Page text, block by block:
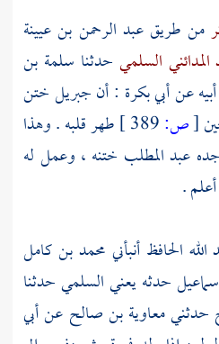
من طريقعبد الرحمن بن عيينة
السلمي حدثنا سلمة بن
عنأبي بكرة : أنجبريلختن
[ص:
طهر قلبه . وهذا
عبد المطلب ختنه ، وعمل له
.
الله الحافظأنبأني محمد بن كامل
حدثه يعني السلميحدثنا
حدثنيمعاوية بن صالح عنأبي